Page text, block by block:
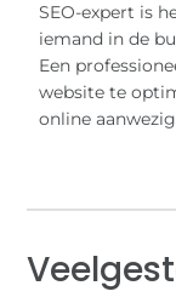
SEO-expert is
iemand in de
Een
website te
online